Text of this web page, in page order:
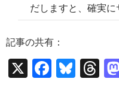
だしますと、確実に
記事の共有：
X
F
Bl T